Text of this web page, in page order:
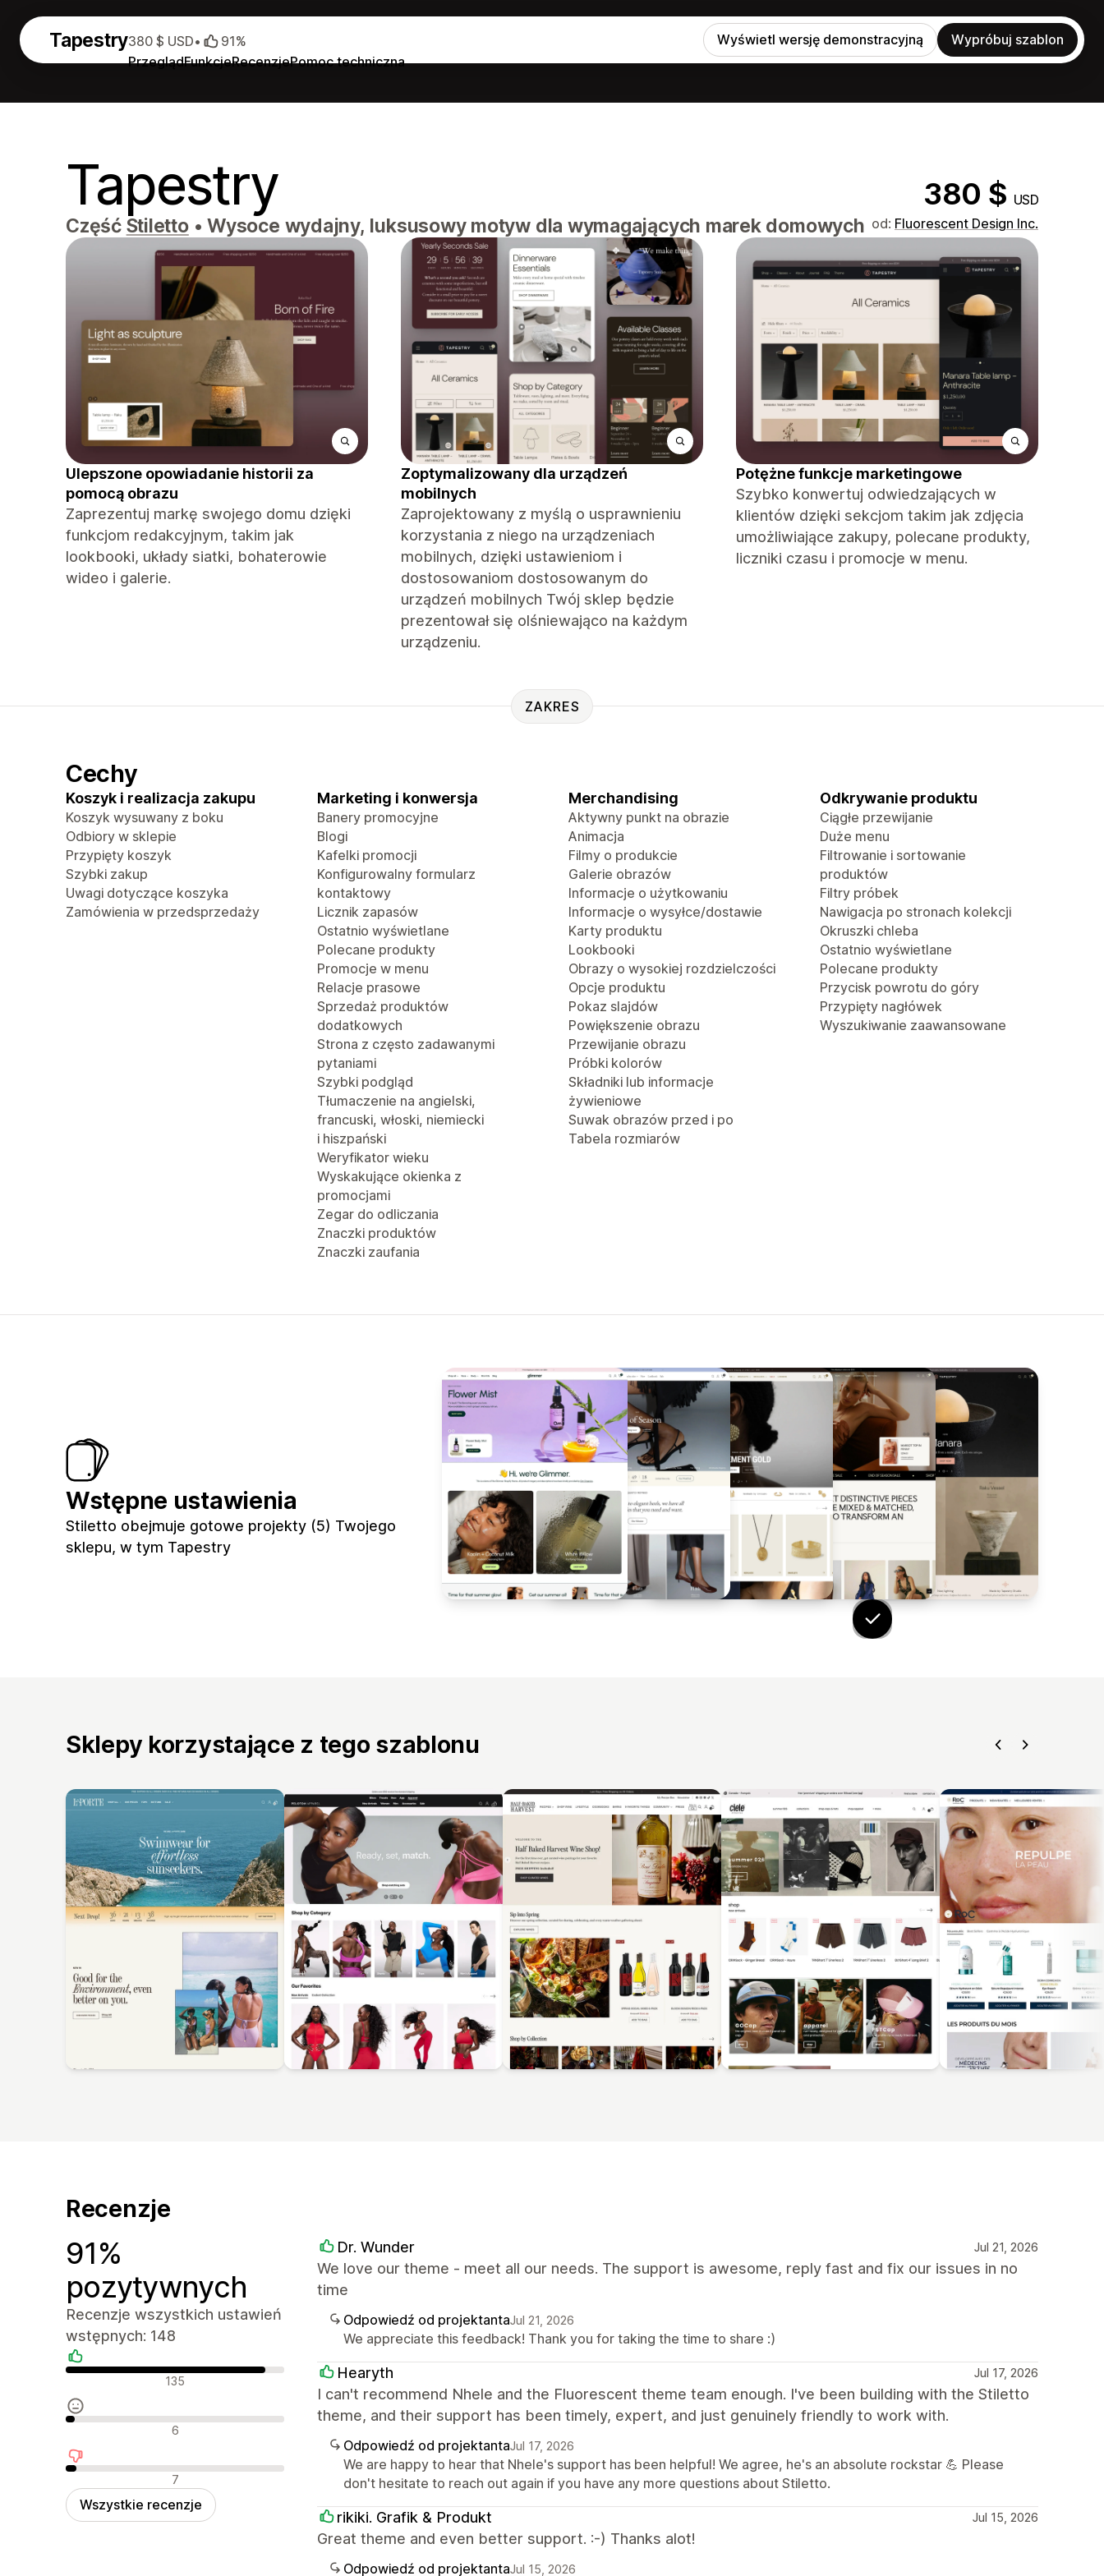
Tapestry
PrzeglądFunkcjeRecenzjePomoc techniczna
380 $ USD• 91% Wyświetl wersję demonstracyjną Wypróbuj szablon
Tapestry 380 $ USD
Część Stiletto • Wysoce wydajny, luksusowy motyw dla wymagających marek domowych od: Fluorescent Design Inc.
Ulepszone opowiadanie historii za
pomocą obrazu
Zaprezentuj markę swojego domu dzięki
funkcjom redakcyjnym, takim jak
lookbooki, układy siatki, bohaterowie
wideo i galerie.
Zoptymalizowany dla urządzeń
mobilnych
Zaprojektowany z myślą o usprawnieniu
korzystania z niego na urządzeniach
mobilnych, dzięki ustawieniom i
dostosowaniom dostosowanym do
urządzeń mobilnych Twój sklep będzie
prezentował się olśniewająco na każdym
urządzeniu.
Potężne funkcje marketingowe
Szybko konwertuj odwiedzających w
klientów dzięki sekcjom takim jak zdjęcia
umożliwiające zakupy, polecane produkty,
liczniki czasu i promocje w menu.
ZAKRES
Cechy
Koszyk i realizacja zakupu
Koszyk wysuwany z boku
Odbiory w sklepie
Przypięty koszyk
Szybki zakup
Uwagi dotyczące koszyka
Zamówienia w przedsprzedaży
Marketing i konwersja
Banery promocyjne
Blogi
Kafelki promocji
Konfigurowalny formularz
kontaktowy
Licznik zapasów
Ostatnio wyświetlane
Polecane produkty
Promocje w menu
Relacje prasowe
Sprzedaż produktów
dodatkowych
Strona z często zadawanymi
pytaniami
Szybki podgląd
Tłumaczenie na angielski,
francuski, włoski, niemiecki
i hiszpański
Weryfikator wieku
Wyskakujące okienka z
promocjami
Zegar do odliczania
Znaczki produktów
Znaczki zaufania
Merchandising
Aktywny punkt na obrazie
Animacja
Filmy o produkcie
Galerie obrazów
Informacje o użytkowaniu
Informacje o wysyłce/dostawie
Karty produktu
Lookbooki
Obrazy o wysokiej rozdzielczości
Opcje produktu
Pokaz slajdów
Powiększenie obrazu
Przewijanie obrazu
Próbki kolorów
Składniki lub informacje
żywieniowe
Suwak obrazów przed i po
Tabela rozmiarów
Odkrywanie produktu
Ciągłe przewijanie
Duże menu
Filtrowanie i sortowanie
produktów
Filtry próbek
Nawigacja po stronach kolekcji
Okruszki chleba
Ostatnio wyświetlane
Polecane produkty
Przycisk powrotu do góry
Przypięty nagłówek
Wyszukiwanie zaawansowane
Wstępne ustawienia
Stiletto obejmuje gotowe projekty (5) Twojego
sklepu, w tym Tapestry
Sklepy korzystające z tego szablonu
Recenzje
91%
pozytywnych
Recenzje wszystkich ustawień
wstępnych: 148
Pozytywne recenzje
135
Neutralne recenzje
6
Negatywne recenzje
7
Wszystkie recenzje
Dr. Wunder Jul 21, 2026
We love our theme - meet all our needs. The support is awesome, reply fast and fix our issues in no
time
Odpowiedź od projektantaJul 21, 2026
We appreciate this feedback! Thank you for taking the time to share :)
Hearyth Jul 17, 2026
I can't recommend Nhele and the Fluorescent theme team enough. I've been building with the Stiletto
theme, and their support has been timely, expert, and just genuinely friendly to work with.
Odpowiedź od projektantaJul 17, 2026
We are happy to hear that Nhele's support has been helpful! We agree, he's an absolute rockstar 💪 Please
don't hesitate to reach out again if you have any more questions about Stiletto.
rikiki. Grafik & Produkt Jul 15, 2026
Great theme and even better support. :-) Thanks alot!
Odpowiedź od projektantaJul 15, 2026